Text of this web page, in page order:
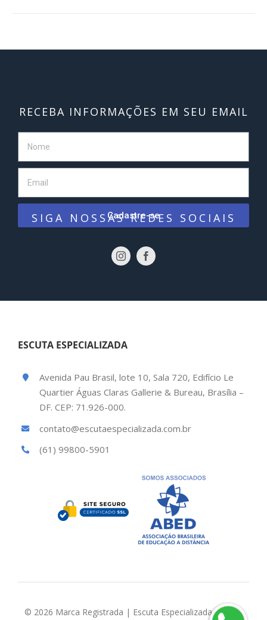
RECEBA INFORMAÇÕES EM SEU EMAIL
Cadastre-se
SIGA NOSSAS REDES SOCIAIS
ESCUTA ESPECIALIZADA
Avenida Pau Brasil, lote 10, Sala 720, Edifício Le
Quartier Águas Claras Gallerie & Bureau, Brasília –
DF. CEP: 71.926-000.
contato@escutaespecializada.com.br
(61) 99800-5901
© 2026 Marca Registrada | Escuta Especializada Brasil |